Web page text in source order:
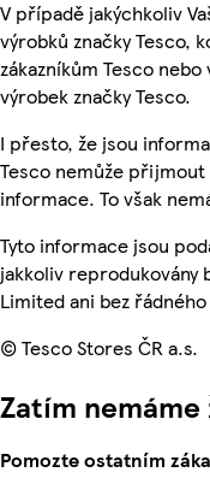
V případě jakýchkoliv
výrobků značky Tesco,
zákazníkům Tesco
výrobek značky Tesco.
I přesto, že jsou
Tesco nemůže
informace. To však
Tyto informace jsou
jakkoliv reprodukovány
Limited ani bez
© Tesco Stores ČR a.s.
Zatím
Pomozte ostatním